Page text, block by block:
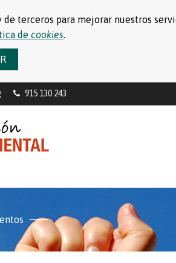
de terceros para mejorar nuestros
de cookies.
915 130 243